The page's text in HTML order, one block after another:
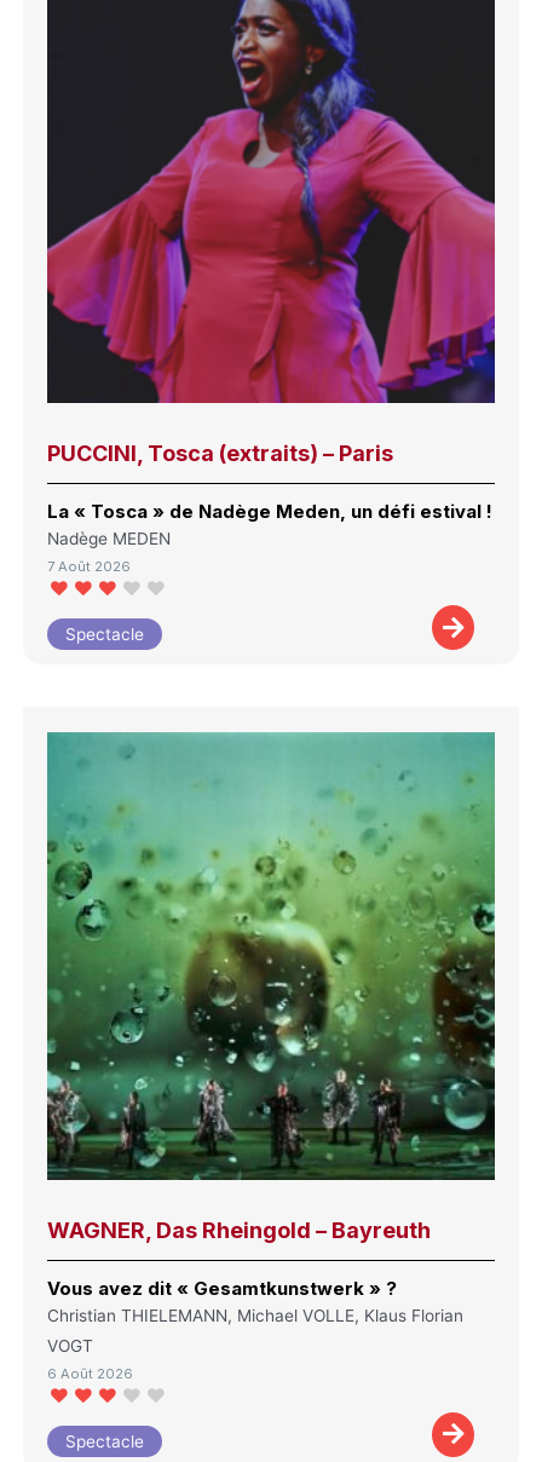
PUCCINI, Tosca (extraits) – Paris
La « Tosca » de Nadège Meden, un défi estival !
Nadège MEDEN
7 Août 2026
Spectacle
WAGNER, Das Rheingold – Bayreuth
Vous avez dit « Gesamtkunstwerk » ?
Christian THIELEMANN, Michael VOLLE, Klaus Florian
VOGT
6 Août 2026
Spectacle